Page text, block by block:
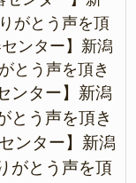
がとう声を頂
ンター】新潟
とう声を頂き
ンター】新潟
とう声を頂き
ンター】新潟
がとう声を頂